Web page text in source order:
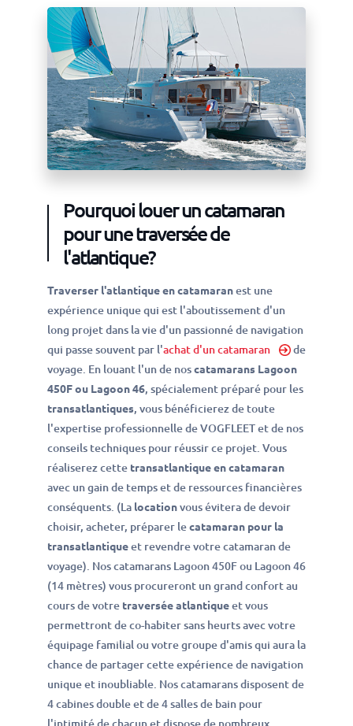
Pourquoi louer un catamaran
pour une traversée de
l'atlantique?
Traverser l'atlantique en catamaranest une
expérience unique qui est l'aboutissement d'un
long projet dans la vie d'un passionné de navigation
qui passe souvent par l'achat d'un catamaran
de
voyage. En louant l'un de noscatamarans Lagoon
450F ou Lagoon 46, spécialement préparé pour les
transatlantiques, vous bénéficierez de toute
l'expertise professionnelle de VOGFLEET et de nos
conseils techniques pour réussir ce projet. Vous
réaliserez cette transatlantique en catamaran
avec un gain de temps et de ressources financières
conséquents. (La locationvous évitera de devoir
choisir, acheter, préparer lecatamaran pour la
transatlantiqueet revendre votre catamaran de
voyage). Nos catamarans Lagoon 450F ou Lagoon 46
(14 mètres) vous procureront un grand confort au
cours de votre traversée atlantiqueet vous
permettront de co-habiter sans heurts avec votre
équipage familial ou votre groupe d'amis qui aura la
chance de partager cette expérience de navigation
unique et inoubliable. Nos catamarans disposent de
4 cabines double et de 4 salles de bain pour
l'intimité de chacun et dispose de nombreux